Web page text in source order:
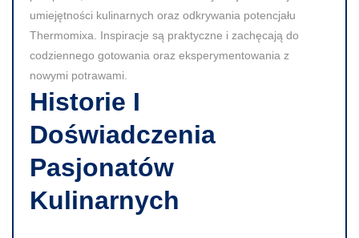
umiejętności kulinarnych oraz odkrywania potencjału
Thermomixa. Inspiracje są praktyczne i zachęcają do
codziennego gotowania oraz eksperymentowania z
nowymi potrawami.
Historie I
Doświadczenia
Pasjonatów
Kulinarnych